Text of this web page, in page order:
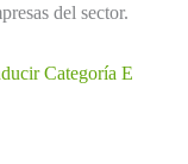
del sector.
Categoría E